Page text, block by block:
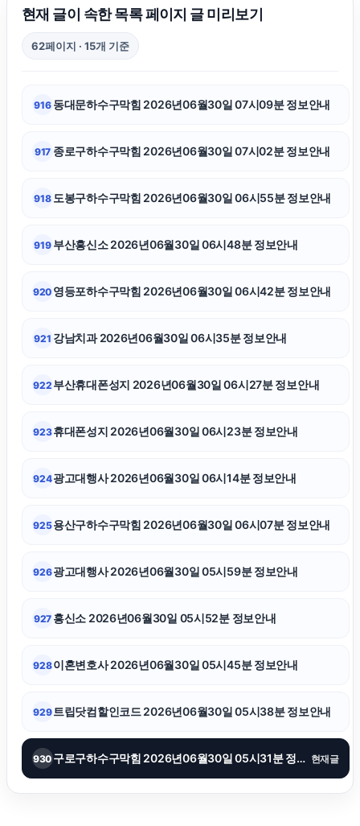
부산흥신소
강남치과
양천하수구막힘
용인상간소송변호사
의정부이혼전문변호사
구로하수구막힘
현재 글이 속한 목록 페이지 글 미리보기
62페이지 · 15개 기준
916 동대문하수구막힘 2026년06월30일 07시09분 정보안내
917 종로구하수구막힘 2026년06월30일 07시02분 정보안내
918 도봉구하수구막힘 2026년06월30일 06시55분 정보안내
919 부산흥신소 2026년06월30일 06시48분 정보안내
920 영등포하수구막힘 2026년06월30일 06시42분 정보안내
921 강남치과 2026년06월30일 06시35분 정보안내
922 부산휴대폰성지 2026년06월30일 06시27분 정보안내
923휴대폰성지 2026년06월30일 06시23분 정보안내
924광고대행사 2026년06월30일 06시14분 정보안내
925용산구하수구막힘 2026년06월30일 06시07분 정보안내
926광고대행사 2026년06월30일 05시59분 정보안내
927 흥신소 2026년06월30일 05시52분 정보안내
928이혼변호사 2026년06월30일 05시45분 정보안내
929트립닷컴할인코드 2026년06월30일 05시38분 정보안내
930 구로구하수구막힘 2026년06월30일 05시31분 정보안내 현재글